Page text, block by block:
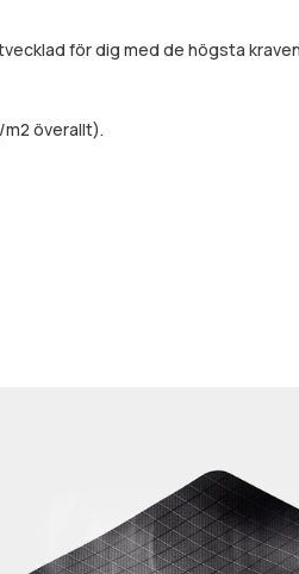
för dig med de högsta
överallt).